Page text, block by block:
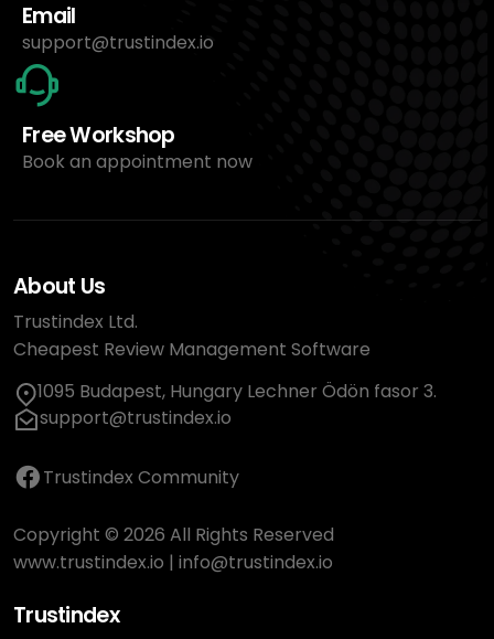
Email
support@trustindex.io
Free Workshop
Book an appointment now
About Us
Trustindex Ltd.
Cheapest Review Management Software
1095 Budapest, Hungary Lechner Ödön fasor 3.
support@trustindex.io
Trustindex Community
Copyright © 2026 All Rights Reserved
www.trustindex.io | info@trustindex.io
Trustindex